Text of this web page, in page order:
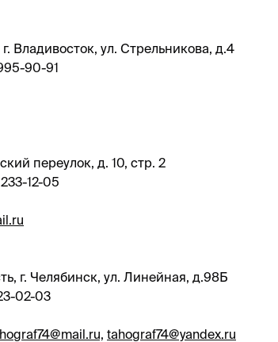
Владивосток, ул. Стрельникова, д.4
90-91
переулок, д. 10, стр. 2
12-05
г. Челябинск, ул. Линейная, д.98Б
02-03
tahograf74@yandex.ru